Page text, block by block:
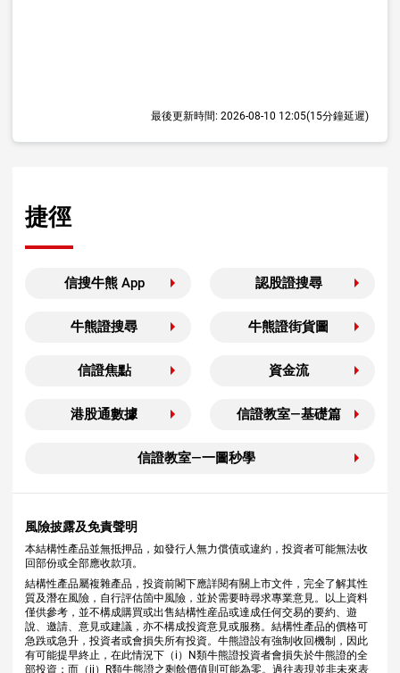
最後更新時間: 2026-08-10 12:05(15分鐘延遲)
捷徑
信搜牛熊 App 認股證搜尋
牛熊證搜尋 牛熊證街貨圖
信證焦點 資金流
港股通數據 信證教室—基礎篇
信證教室—一圖秒學
風險披露及免責聲明
本結構性產品並無抵押品，如發行人無力償債或違約，投資者可能無法收
回部份或全部應收款項。
結構性產品屬複雜產品，投資前閣下應詳閱有關上市文件，完全了解其性
質及潛在風險，自行評估箇中風險，並於需要時尋求專業意見。以上資料
僅供參考，並不構成購買或出售結構性産品或達成任何交易的要約、遊
說、邀請、意見或建議，亦不構成投資意見或服務。結構性產品的價格可
急跌或急升，投資者或會損失所有投資。牛熊證設有強制收回機制，因此
有可能提早終止，在此情況下（i）N類牛熊證投資者會損失於牛熊證的全
部投資；而（ii）R類牛熊證之剩餘價值則可能為零。過往表現並非未來表